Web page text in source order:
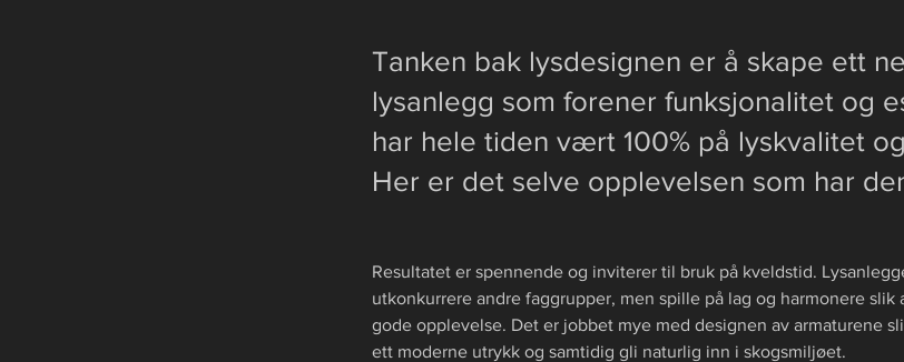
Tanken bak lysdesignen er å skape ett
lysanlegg som forener funksjonalitet og
har hele tiden vært 100% på lyskvalitet
Her er det selve opplevelsen som har
Resultatet er spennende og inviterer til bruk på kveldstid.
utkonkurrere andre faggrupper, men spille på lag og harmonere slik
gode opplevelse. Det er jobbet mye med designen av armaturene
ett moderne utrykk og samtidig gli naturlig inn i skogsmiljøet.